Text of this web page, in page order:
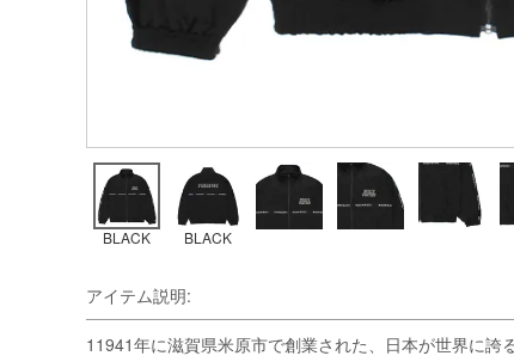
BLACK BLACK
アイテム説明:
11941年に滋賀県米原市で創業された、日本が世界に誇